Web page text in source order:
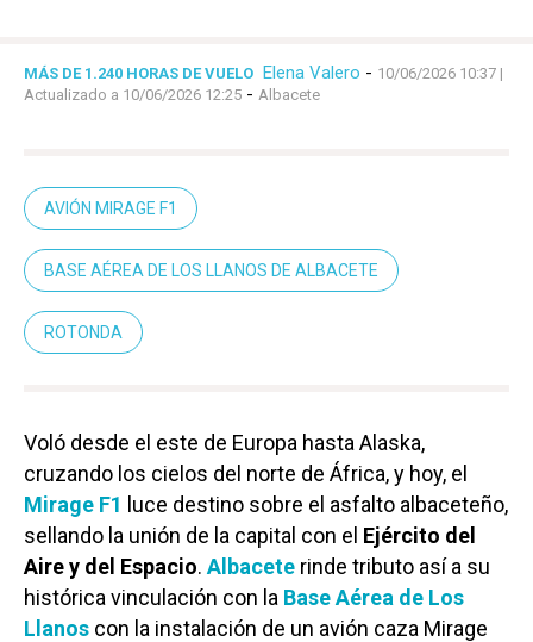
MÁS DE 1.240 HORAS DE VUELO Elena Valero - 10/06/2026 10:37 |
Actualizado a 10/06/2026 12:25 - Albacete
AVIÓN MIRAGE F1
BASE AÉREA DE LOS LLANOS DE ALBACETE
ROTONDA
Voló desde el este de Europa hasta Alaska,
cruzando los cielos del norte de África, y hoy, el
Mirage F1 luce destino sobre el asfalto albaceteño,
sellando la unión de la capital con el Ejército del
Aire y del Espacio. Albacete rinde tributo así a su
histórica vinculación con la Base Aérea de Los
Llanos con la instalación de un avión caza Mirage